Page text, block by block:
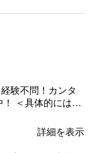
験不問！カンタ
！ ＜具体的には…
詳細を表示